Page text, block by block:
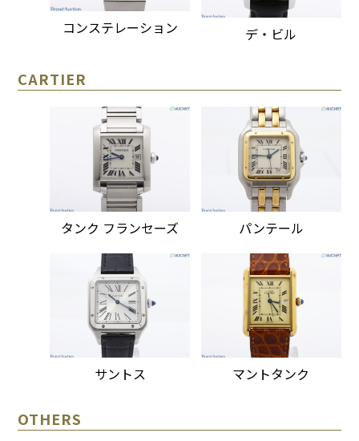
コンステレーション デ・ビル
CARTIER
タンク フランセーズ パンテール
サントス マントタンク
OTHERS